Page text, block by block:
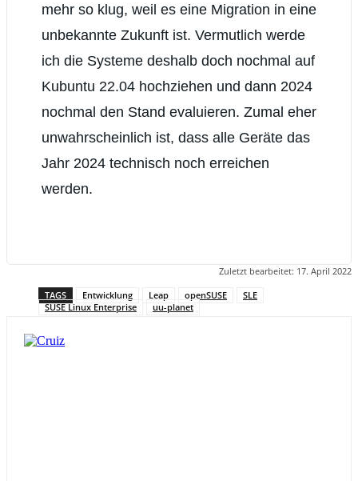
mehr so klug, weil es eine Migration in eine
unbekannte Zukunft ist. Vermutlich werde
ich die Systeme deshalb doch nochmal auf
Kubuntu 22.04 hochziehen und dann 2024
nochmal den Stand evaluieren. Zumal eher
unwahrscheinlich ist, dass alle Geräte das
Jahr 2024 technisch noch erreichen
werden.
Zuletzt bearbeitet: 17. April 2022
TAGS Entwicklung Leap openSUSE
SLE
SUSE Linux Enterprise
uu-planet